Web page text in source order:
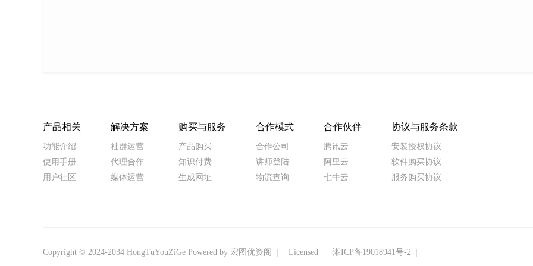
产品相关
功能介绍
使用手册
用户社区
解决方案
社群运营
代理合作
媒体运营
购买与服务
产品购买
知识付费
生成网址
合作模式
合作公司
讲师登陆
物流查询
合作伙伴
腾讯云
阿里云
七牛云
协议与服务条款
安装授权协议
软件购买协议
服务购买协议
Copyright © 2024-2034 HongTuYouZiGe Powered by 宏图优资阁 Licensed 湘ICP备19018941号-2